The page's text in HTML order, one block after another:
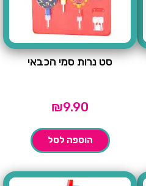
סט נרות סמי הכבאי
₪9.90
הוספה לסל